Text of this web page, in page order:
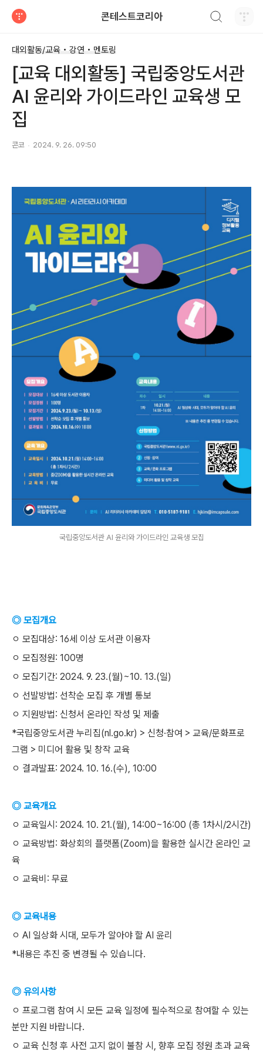
콘테스트코리아
대외활동/교육 • 강연 • 멘토링
[교육 대외활동] 국립중앙도서관
AI 윤리와 가이드라인 교육생 모
집
콘코 2024. 9. 26. 09:50
국립중앙도서관 AI 윤리와 가이드라인 교육생 모집
◎ 모집개요
ㅇ 모집대상: 16세 이상 도서관 이용자
ㅇ 모집정원: 100명
ㅇ 모집기간: 2024. 9. 23.(월)~10. 13.(일)
ㅇ 선발방법: 선착순 모집 후 개별 통보
ㅇ 지원방법: 신청서 온라인 작성 및 제출
*국립중앙도서관 누리집(nl.go.kr) > 신청·참여 > 교육/문화프로
그램 > 미디어 활용 및 창작 교육
ㅇ 결과발표: 2024. 10. 16.(수), 10:00
◎ 교육개요
ㅇ 교육일시: 2024. 10. 21.(월), 14:00~16:00 (총 1차시/2시간)
ㅇ 교육방법: 화상회의 플랫폼(Zoom)을 활용한 실시간 온라인 교
육
ㅇ 교육비: 무료
◎ 교육내용
ㅇ AI 일상화 시대, 모두가 알아야 할 AI 윤리
*내용은 추진 중 변경될 수 있습니다.
◎ 유의사항
ㅇ 프로그램 참여 시 모든 교육 일정에 필수적으로 참여할 수 있는
분만 지원 바랍니다.
ㅇ 교육 신청 후 사전 고지 없이 불참 시, 향후 모집 정원 초과 교육